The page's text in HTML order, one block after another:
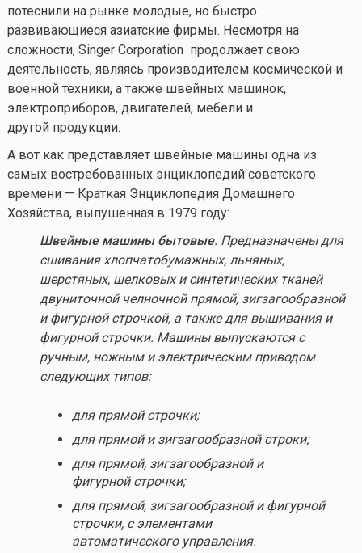
потеснили на рынке молодые, но быстро
развивающиеся азиатские фирмы. Несмотря на
сложности, Singer Corporation продолжает свою
деятельность, являясь производителем космической и
военной техники, а также швейных машинок,
электроприборов, двигателей, мебели и
другой продукции.
А вот как представляет швейные машины одна из
самых востребованных энциклопедий советского
времени — Краткая Энциклопедия Домашнего
Хозяйства, выпушенная в 1979 году:
Швейные машины бытовые. Предназначены для
сшивания хлопчатобумажных, льняных,
шерстяных, шелковых и синтетических тканей
двуниточной челночной прямой, зигзагообразной
и фигурной строчкой, а также для вышивания и
фигурной строчки. Машины выпускаются с
ручным, ножным и электрическим приводом
следующих типов:
для прямой строчки;
для прямой и зигзагообразной строки;
для прямой, зигзагообразной и
фигурной строчки;
для прямой, зигзагообразной и фигурной
строчки, с элементами
автоматического управления.